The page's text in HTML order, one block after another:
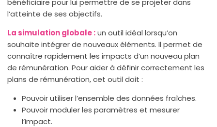
l’atteinte de ses objectifs.
La simulation globale :un outil idéal lorsqu’on
souhaite intégrer de nouveaux éléments. Il permet de
connaître rapidement les impacts d’un nouveau plan
de rémunération. Pour aider à définir correctement les
plans de rémunération, cet outil doit :
Pouvoir utiliser l’ensemble des données fraîches.
Pouvoir moduler les paramètres et mesurer
l’impact.